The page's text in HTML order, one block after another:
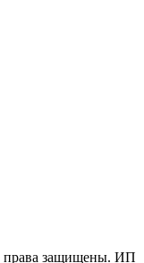
права защищены. ИП